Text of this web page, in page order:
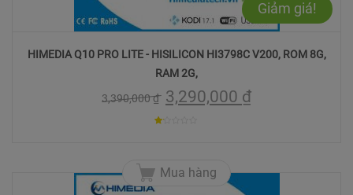
Giảm giá!
HIMEDIA Q10 PRO LITE - HISILICON HI3798C V200, ROM 8G,
RAM 2G,
3,390,000₫ 3,290,000 ₫
5Mua hàng